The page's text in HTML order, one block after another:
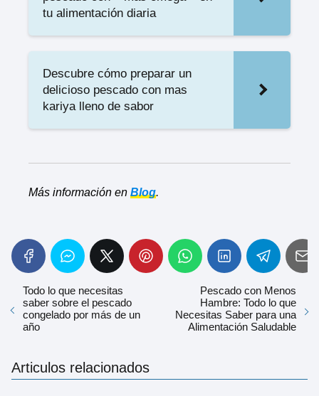
tu alimentación diaria
Descubre cómo preparar un
delicioso pescado con mas
kariya lleno de sabor
Más información en Blog.
Todo lo que necesitas
saber sobre el pescado
congelado por más de un
año
Pescado con Menos
Hambre: Todo lo que
Necesitas Saber para una
Alimentación Saludable
Articulos relacionados